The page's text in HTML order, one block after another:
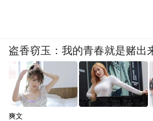
盗香窃玉：我的青春就是赌出
爽文